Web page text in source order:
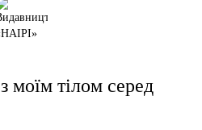
моїм тілом серед